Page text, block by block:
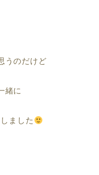
うのだけど
緒に
ました